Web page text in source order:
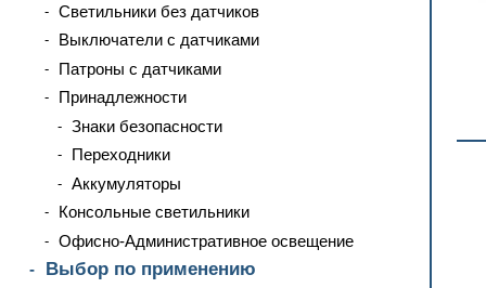
Светильники без датчиков
Выключатели с датчиками
Патроны с датчиками
Принадлежности
Знаки безопасности
Переходники
Аккумуляторы
Консольные светильники
Офисно-Административное освещение
Выбор по применению